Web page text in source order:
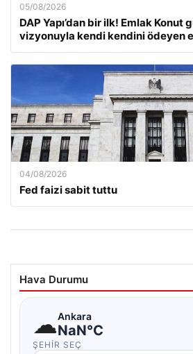
05/08/2026
DAP Yapı’dan bir ilk! Emlak Konut
vizyonuyla kendi kendini ödeyen
04/08/2026
Fed faizi sabit tuttu
Hava Durumu
☁Ankara
NaN°C
ŞEHIR SEÇ